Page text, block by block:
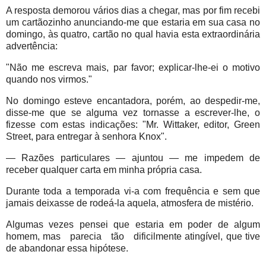
A resposta demorou vários dias a chegar, mas por fim recebi
um cartãozinho anunciando-me que estaria em sua casa no
domingo, às quatro, cartão no qual havia esta extraordinária
advertência:
"Não me escreva mais, par favor; explicar-lhe-ei o motivo
quando nos virmos."
No domingo esteve encantadora, porém, ao despedir-me,
disse-me que se alguma vez tornasse a escrever-lhe, o
fizesse com estas indicações: "Mr. Wittaker, editor, Green
Street, para entregar à senhora Knox".
— Razões particulares — ajuntou — me impedem de
receber qualquer carta em minha própria casa.
Durante toda a temporada vi-a com frequência e sem que
jamais deixasse de rodeá-la aquela, atmosfera de mistério.
Algumas vezes pensei que estaria em poder de algum
homem, mas parecia tão dificilmente atingível, que tive
de abandonar essa hipótese.